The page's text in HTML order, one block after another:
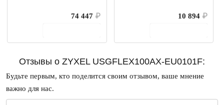
74 447 ₽
10 894 ₽
Отзывы о ZYXEL USGFLEX100AX-EU0101F:
Будьте первым, кто поделится своим отзывом, ваше мнение
важно для нас.